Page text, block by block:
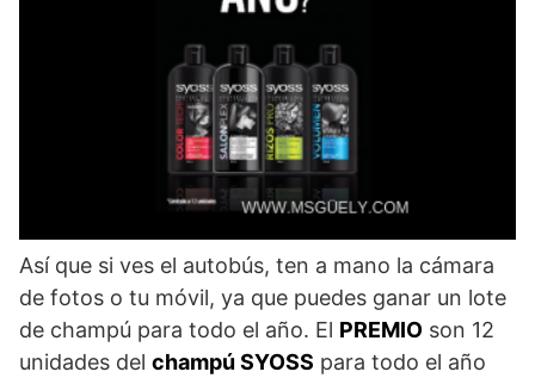
Así que si ves el autobús, ten a mano la cámara
de fotos o tu móvil, ya que puedes ganar un lote
de champú para todo el año. El PREMIO son 12
unidades del champú SYOSS para todo el año